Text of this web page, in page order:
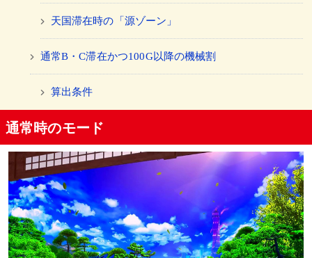
天国滞在時の「源ゾーン」
通常B・C滞在かつ100G以降の機械割
算出条件
内部状態移行抽選
有利区間移行時・ボーナス単発時（「源ZONE」ス
ルー）
通常A滞在時
通常B滞在時
通常時のモード